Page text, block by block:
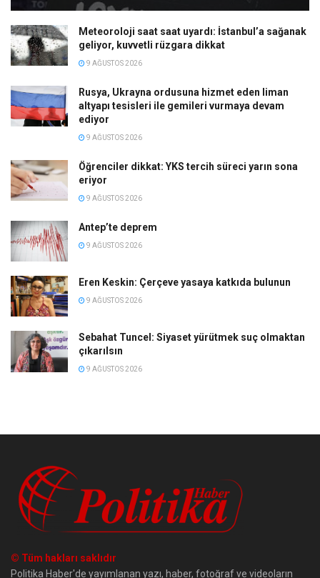
Meteoroloji saat saat uyardı: İstanbul’a sağanak
geliyor, kuvvetli rüzgara dikkat
9 AĞUSTOS 2026
Rusya, Ukrayna ordusuna hizmet eden liman
altyapı tesisleri ile gemileri vurmaya devam
ediyor
9 AĞUSTOS 2026
Öğrenciler dikkat: YKS tercih süreci yarın sona
eriyor
9 AĞUSTOS 2026
Antep’te deprem
9 AĞUSTOS 2026
Eren Keskin: Çerçeve yasaya katkıda bulunun
9 AĞUSTOS 2026
Sebahat Tuncel: Siyaset yürütmek suç olmaktan
çıkarılsın
9 AĞUSTOS 2026
© Tüm hakları saklıdır
Politika Haber'de yayımlanan yazı, haber, fotoğraf ve videoların